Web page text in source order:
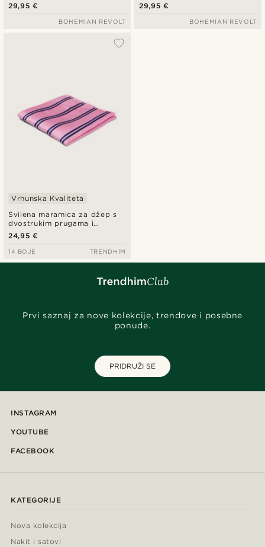
29,95 €
BOHEMIAN REVOLT
29,95 €
BOHEMIAN REVOLT
Svilena maramica za džep s
dvostrukim prugama i
tamnoplavom ružičastom
bojom
Vrhunska Kvaliteta
24,95 €
14 BOJE TRENDHIM
Prvi saznaj za nove kolekcije, trendove i posebne
ponude.
PRIDRUŽI SE
INSTAGRAM
YOUTUBE
FACEBOOK
KATEGORIJE
Nova kolekcija
Nakit i satovi